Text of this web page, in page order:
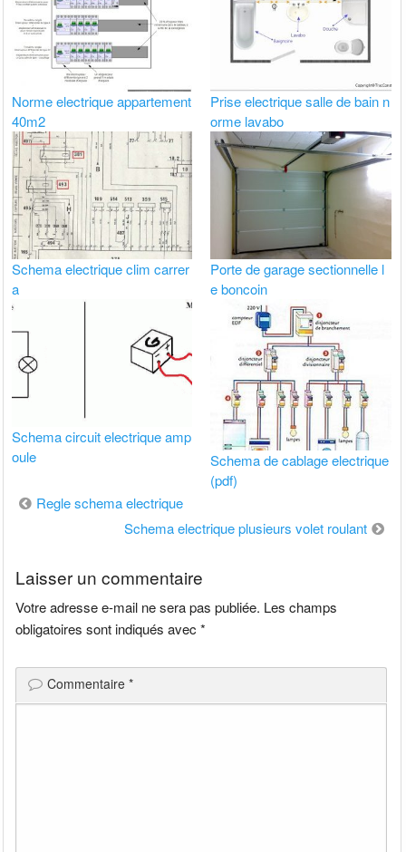
Norme electrique appartement
40m2
Prise electrique salle de bain n
orme lavabo
Schema electrique clim carrer
a
Porte de garage sectionnelle l
e boncoin
Schema circuit electrique amp
oule
Schema de cablage electrique
(pdf)
Navigation
Regle schema electrique
Schema electrique plusieurs volet roulant
Laisser un commentaire
Votre adresse e-mail ne sera pas publiée. Les champs
obligatoires sont indiqués avec*
Commentaire*